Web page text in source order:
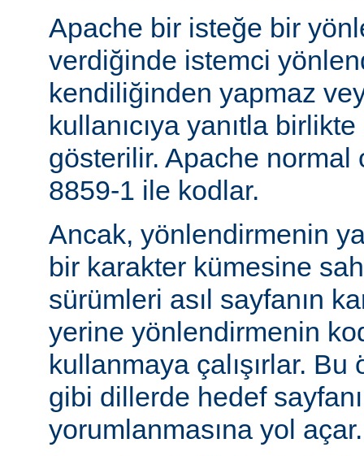
Apache bir isteğe bir
verdiğinde istemci
kendiliğinden yapmaz
kullanıcıya yanıtla
gösterilir. Apache normal
8859-1 ile kodlar.
Ancak, yönlendirmenin
bir karakter kümesine
sürümleri asıl sayfanın
yerine yönlendirmenin
kullanmaya çalışırlar.
gibi dillerde hedef
yorumlanmasına yol açar.